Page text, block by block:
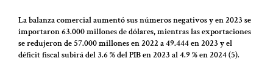
La balanza comercial aumentó sus números negativos y en 2023 se
importaron 63.000 millones de dólares, mientras las exportaciones
se redujeron de 57.000 millones en 2022 a 49.444 en 2023 y el
déficit fiscal subirá del 3.6 % del PIB en 2023 al 4.9 % en 2024 (5).